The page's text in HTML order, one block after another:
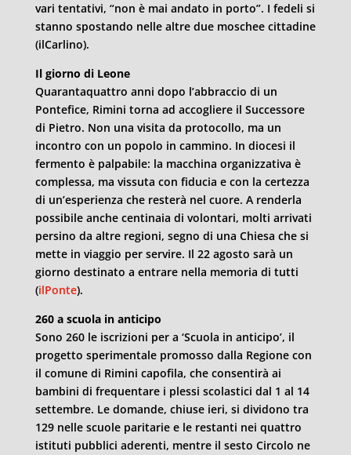
vari tentativi, “non è mai andato in porto”. I fedeli si
stanno spostando nelle altre due moschee cittadine
(ilCarlino).
Il giorno di Leone
Quarantaquattro anni dopo l’abbraccio di un
Pontefice, Rimini torna ad accogliere il Successore
di Pietro. Non una visita da protocollo, ma un
incontro con un popolo in cammino. In diocesi il
fermento è palpabile: la macchina organizzativa è
complessa, ma vissuta con fiducia e con la certezza
di un’esperienza che resterà nel cuore. A renderla
possibile anche centinaia di volontari, molti arrivati
persino da altre regioni, segno di una Chiesa che si
mette in viaggio per servire. Il 22 agosto sarà un
giorno destinato a entrare nella memoria di tutti
(ilPonte).
260 a scuola in anticipo
Sono 260 le iscrizioni per a ‘Scuola in anticipo’, il
progetto sperimentale promosso dalla Regione con
il comune di Rimini capofila, che consentirà ai
bambini di frequentare i plessi scolastici dal 1 al 14
settembre. Le domande, chiuse ieri, si dividono tra
129 nelle scuole paritarie e le restanti nei quattro
istituti pubblici aderenti, mentre il sesto Circolo ne